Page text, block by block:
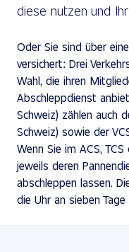
diese nutzen und
Oder Sie sind über
versichert: Drei
Wahl, die ihren
Abschleppdienst
Schweiz) zählen auch
Schweiz) sowie der
Wenn Sie im ACS,
jeweils deren
abschleppen lassen.
die Uhr an sieben